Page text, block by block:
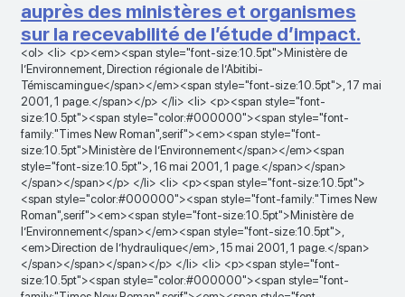
auprès des ministères et organismes
sur la recevabilité de l’étude d’impact.
<ol> <li> <p><em><span style="font-size:10.5pt">Ministère de
l’Environnement, Direction régionale de l’Abitibi-
Témiscamingue</span></em><span style="font-size:10.5pt">, 17 mai
2001, 1 page.</span></p> </li> <li> <p><span style="font-
size:10.5pt"><span style="color:#000000"><span style="font-
family:"Times New Roman",serif"><em><span style="font-
size:10.5pt">Ministère de l’Environnement</span></em><span
style="font-size:10.5pt">, 16 mai 2001, 1 page.</span></span>
</span></span></p> </li> <li> <p><span style="font-size:10.5pt">
<span style="color:#000000"><span style="font-family:"Times New
Roman",serif"><em><span style="font-size:10.5pt">Ministère de
l’Environnement</span></em><span style="font-size:10.5pt">,
<em>Direction de l’hydraulique</em>, 15 mai 2001, 1 page.</span>
</span></span></span></p> </li> <li> <p><span style="font-
size:10.5pt"><span style="color:#000000"><span style="font-